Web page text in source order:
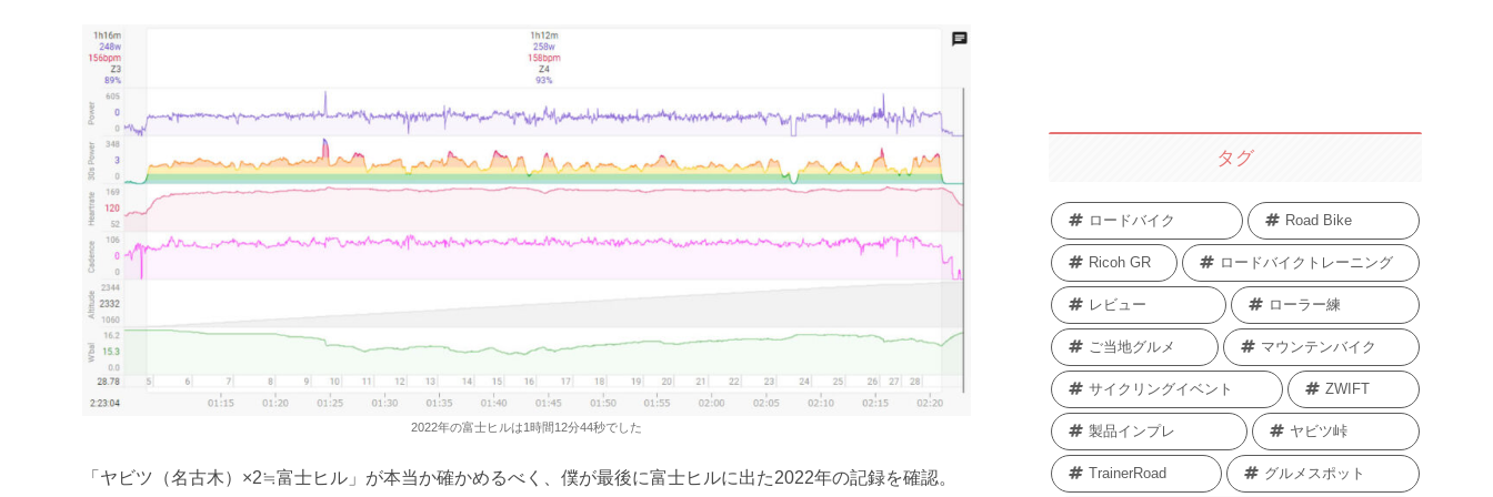
2022年の富士ヒルは1時間12分44秒でした
「ヤビツ（名古木）×2≒富士ヒル」が本当か確かめるべく、僕が最後に富士ヒルに出た2022年の記録を確認。
タグ
ロードバイク Road Bike
Ricoh GR ロードバイクトレーニング
レビュー ローラー練
ご当地グルメ マウンテンバイク
サイクリングイベント ZWIFT
製品インプレ ヤビツ峠
TrainerRoad グルメスポット